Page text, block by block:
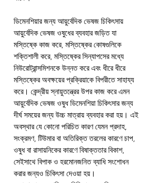
ডিমেনশিয়ার জন্য আয়ুর্বেদিক ভেষজ চিকিৎসায়
আয়ুর্বেদিক ভেষজ ওষুধের ব্যবহার জড়িত যা
মস্তিষ্কে কাজ করে, মস্তিষ্কের কোষগুলিকে
শক্তিশালী করে, মস্তিষ্কের সিন্যাপসের মধ্যে
নিউরোট্রান্সমিশনকে উন্নত করে এবং ধীরে ধীরে
মস্তিষ্কের অবক্ষয়ের প্রক্রিয়াকে বিপরীতে সাহায্য
করে। কেন্দ্রীয় স্নায়ুতন্ত্রের উপর কাজ করে এমন
আয়ুর্বেদিক ভেষজ ওষুধ ডিমেনশিয়া চিকিৎসার জন্য
দীর্ঘ সময়ের জন্য উচ্চ মাত্রায় ব্যবহার করা হয়। এই
অবস্থার যে কোনো পরিচিত কারণ যেমন প্রদাহ,
সংক্রমণ, টিউমার বা অতিরিক্ত তরলের কারণে চাপ,
ওষুধ বা রাসায়নিকের কারণে বিষাক্ততার বিকাশ,
সেইসাথে বিপাক ও হরমোনজনিত ব্যাধি সংশোধন
করার জন্যও চিকিৎসা দেওয়া হয়।